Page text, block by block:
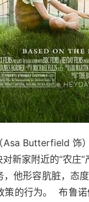
Asa Butterfield 饰
新家附近的“农庄
他形容肮脏，态
策的行为。 布鲁